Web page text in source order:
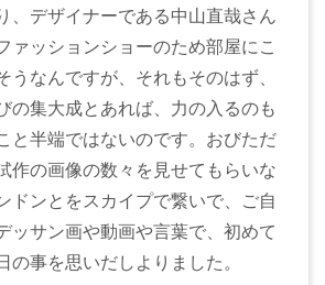
、デザイナーである中山直哉さん
ァッションショーのため部屋にこ
うなんですが、それもそのはず、
の集大成とあれば、力の入るのも
と半端ではないのです。おびただ
作の画像の数々を見せてもらいな
ドンとをスカイプで繋いで、ご自
ッサン画や動画や言葉で、初めて
の事を思いだしよりました。